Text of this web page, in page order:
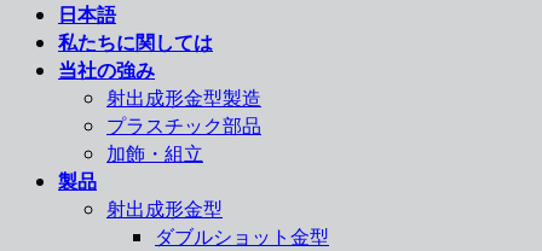
日本語
私たちに関しては
当社の強み
射出成形金型製造
プラスチック部品
加飾・組立
製品
射出成形金型
ダブルショット金型